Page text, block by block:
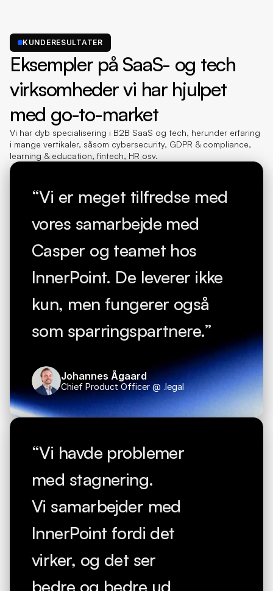
KUNDERESULTATER
Eksempler på SaaS- og tech
virksomheder vi har hjulpet
med go-to-market
Vi har dyb specialisering i B2B SaaS og tech, herunder erfaring
i mange vertikaler, såsom cybersecurity, GDPR & compliance,
learning & education, fintech, HR osv.
“Vi er meget tilfredse med
vores samarbejde med
Casper og teamet hos
InnerPoint. De leverer ikke
kun, men fungerer også
som sparringspartnere.”
Johannes Ågaard
Chief Product Officer @ .legal
“Vi havde problemer
med stagnering.
Vi samarbejder med
InnerPoint fordi det
virker, og det ser
bedre og bedre ud